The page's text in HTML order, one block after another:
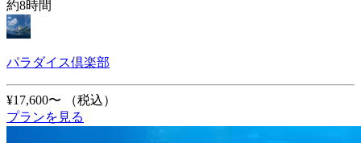
約8時間
パラダイス倶楽部
¥17,600〜
（税込）
プランを見る